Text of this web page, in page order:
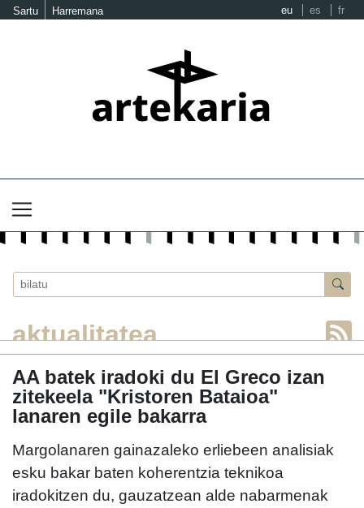
Sartu Harremana eu es fr
aktualitatea
AA batek iradoki du El Greco izan
zitekeela "Kristoren Bataioa"
lanaren egile bakarra
Margolanaren gainazaleko erliebeen analisiak
esku bakar baten koherentzia teknikoa
iradokitzen du, gauzatzean alde nabarmenak